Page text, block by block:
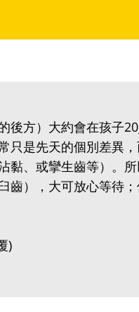
後方）大約會在孩子
只是先天的個別差異
黏、或攣生齒等）。
齒），大可放心等待
)